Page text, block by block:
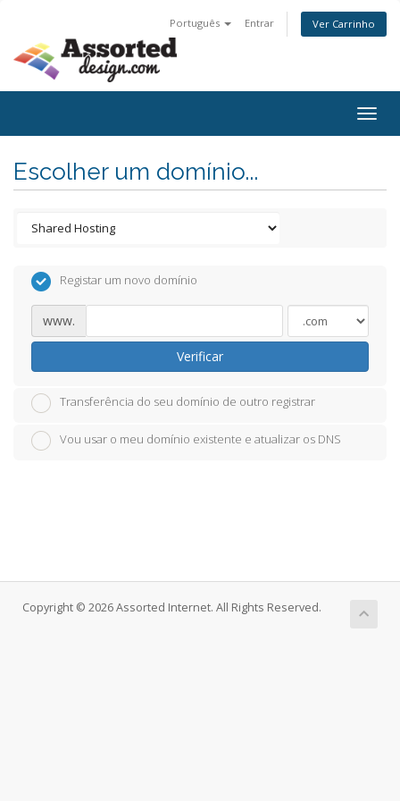
Português Entrar Ver Carrinho
Escolher um domínio...
Registar um novo domínio
www.
Verificar
Transferência do seu domínio de outro registrar
Vou usar o meu domínio existente e atualizar os DNS
Copyright © 2026 Assorted Internet. All Rights Reserved.